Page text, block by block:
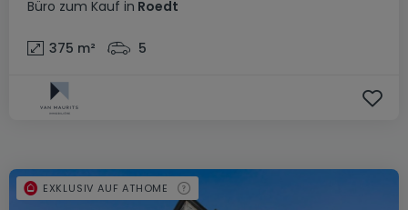
Büro zum Kauf in Roedt
375 m² 5
EXKLUSIV AUF ATHOME